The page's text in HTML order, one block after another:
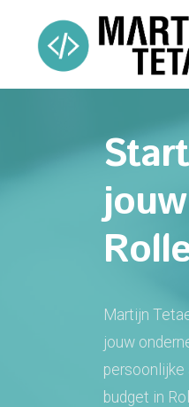
Martijn
jouw
persoonlijke
budget in